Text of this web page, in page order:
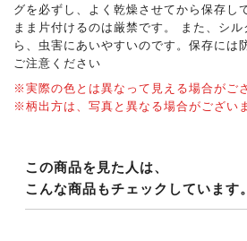
グを必ずし、よく乾燥させてから保存し
まま片付けるのは厳禁です。 また、シ
ら、虫害にあいやすいのです。保存には
ご注意ください
※実際の色とは異なって見える場合がご
※柄出方は、写真と異なる場合がござい
この商品を見た人は、
こんな商品もチェックしています。